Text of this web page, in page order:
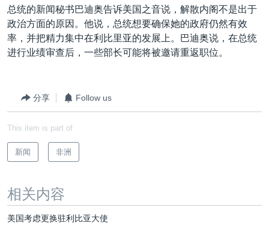
检
索
非洲
美洲
全球议题
军事
劳工
环境
国会报道
美中关系
美国建国250周年
美国之音专访
重要讲话与声明
南中国海争端
关注新疆
GEN Z 看美国
VOA今日焦点
中文广播
关注我们
其他语言网站
总统的新闻秘书巴迪奥告诉美国之音说，解散内阁不是出于
政治方面的原因。他说，总统想要确保她的政府仍然有效
率，并把精力集中在利比里亚的发展上。巴迪奥说，在总统
进行业绩审查后，一些部长可能将被邀请重返职位。
分享 Follow us
This item is part of
新闻 非洲
相关内容
美国考虑更换驻利比亚大使